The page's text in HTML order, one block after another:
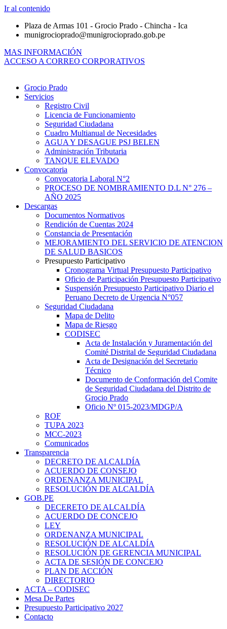
Ir al contenido
Plaza de Armas 101 - Grocio Prado - Chincha - Ica
munigrocioprado@munigrocioprado.gob.pe
MAS INFORMACIÓN
ACCESO A CORREO CORPORATIVOS
Grocio Prado
Servicios
Registro Civil
Licencia de Funcionamiento
Seguridad Ciudadana
Cuadro Multianual de Necesidades
AGUA Y DESAGUE PSJ BELEN
Administración Tributaria
TANQUE ELEVADO
Convocatoria
Convocatoria Laboral N°2
PROCESO DE NOMBRAMIENTO D.L N° 276 –
AÑO 2025
Descargas
Documentos Normativos
Rendición de Cuentas 2024
Constancia de Presentación
MEJORAMIENTO DEL SERVICIO DE ATENCION
DE SALUD BASICOS
Presupuesto Participativo
Cronograma Virtual Presupuesto Participativo
Oficio de Participación Presupuesto Participativo
Suspensión Presupuesto Participativo Diario el
Peruano Decreto de Urgencia N°057
Seguridad Ciudadana
Mapa de Delito
Mapa de Riesgo
CODISEC
Acta de Instalación y Juramentación del
Comité Distrital de Seguridad Ciudadana
Acta de Designación del Secretario
Técnico
Documento de Conformación del Comite
de Seguridad Ciudadana del Distrito de
Grocio Prado
Oficio Nº 015-2023/MDGP/A
ROF
TUPA 2023
MCC-2023
Comunicados
Transparencia
DECRETO DE ALCALDÍA
ACUERDO DE CONSEJO
ORDENANZA MUNICIPAL
RESOLUCIÓN DE ALCALDÍA
GOB.PE
DECERETO DE ALCALDÍA
ACUERDO DE CONCEJO
LEY
ORDENANZA MUNICIPAL
RESOLUCIÓN DE ALCALDÍA
RESOLUCIÓN DE GERENCIA MUNICIPAL
ACTA DE SESIÓN DE CONCEJO
PLAN DE ACCIÓN
DIRECTORIO
ACTA – CODISEC
Mesa De Partes
Presupuesto Participativo 2027
Contacto